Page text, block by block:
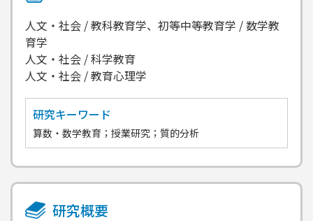
人文・社会 / 教科教育学、初等中等教育学 / 数学教
育学
人文・社会 / 科学教育
人文・社会 / 教育心理学
研究キーワード
算数・数学教育；授業研究；質的分析
研究概要